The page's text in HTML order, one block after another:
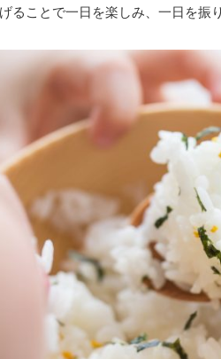
ることで一日を楽しみ、一日を振